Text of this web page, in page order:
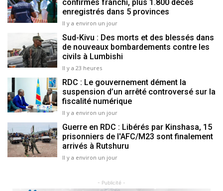
confirmés franchi, plus 1.800 décès
enregistrés dans 5 provinces
Il y a environ un jour
Sud-Kivu : Des morts et des blessés dans
de nouveaux bombardements contre les
civils à Lumbishi
Il y a 23 heures
RDC : Le gouvernement dément la
suspension d’un arrêté controversé sur la
fiscalité numérique
Il y a environ un jour
Guerre en RDC : Libérés par Kinshasa, 15
prisonniers de l'AFC/M23 sont finalement
arrivés à Rutshuru
Il y a environ un jour
- Publicité -